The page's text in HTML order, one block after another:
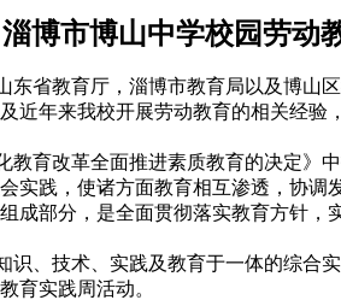
淄博市博山中学校园劳动
东省教育厅，淄博市教育局以及博山
近年来我校开展劳动教育的相关经验
教育改革全面推进素质教育的决定》
实践，使诸方面教育相互渗透，协
成部分，是全面贯彻落实教育方针，
识、技术、实践及教育于一体的综合
育实践周活动。